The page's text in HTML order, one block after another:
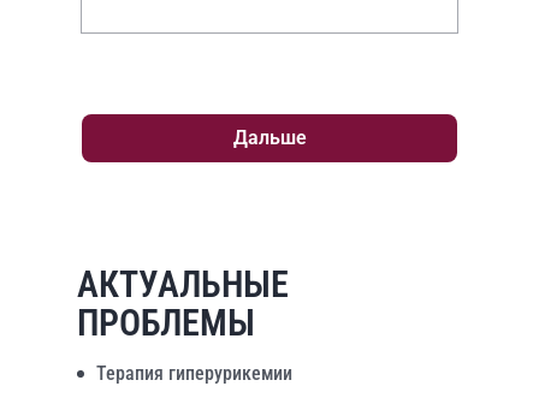
Дальше
АКТУАЛЬНЫЕ
ПРОБЛЕМЫ
Терапия гиперурикемии